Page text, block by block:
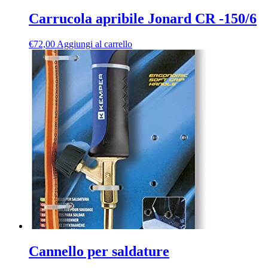
Carrucola apribile Jonard CR -150/6
€72,00 Aggiungi al carrello
Cannello per saldature